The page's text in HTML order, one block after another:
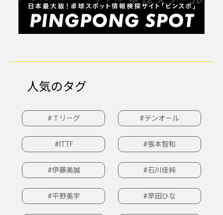
人気のタグ
#Ｔリーグ #テンオール
#ITTF #張本智和
#伊藤美誠 #石川佳純
#平野美宇 #早田ひな